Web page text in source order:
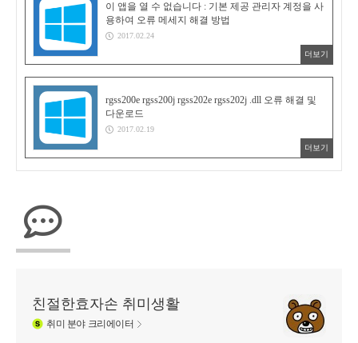
이 앱을 열 수 없습니다 : 기본 제공 관리자 계정을 사
용하여 오류 메세지 해결 방법
2017.02.24
더보기
rgss200e rgss200j rgss202e rgss202j .dll 오류 해결 및
다운로드
2017.02.19
더보기
친절한효자손 취미생활
취미 분야 크리에이터